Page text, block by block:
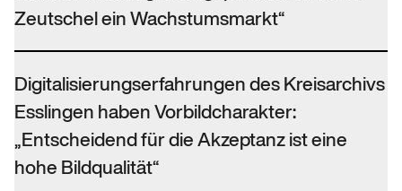
Zeutschel ein Wachstumsmarkt“
Digitalisierungserfahrungen des Kreisarchivs
Esslingen haben Vorbildcharakter:
„Entscheidend für die Akzeptanz ist eine
hohe Bildqualität“